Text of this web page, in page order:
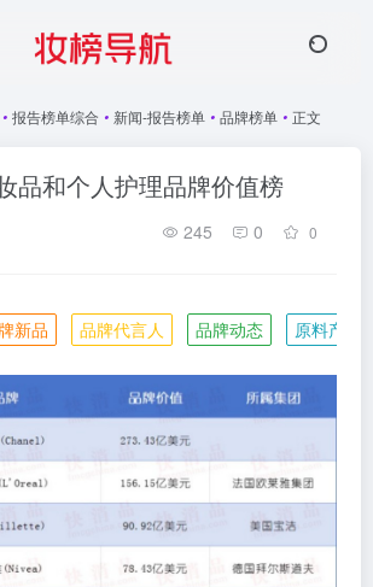
• 报告榜单综合 • 新闻-报告榜单 • 品牌榜单 • 正文
品和个人护理品牌价值榜
245 0 0
新品 品牌代言人 品牌动态 原料产业